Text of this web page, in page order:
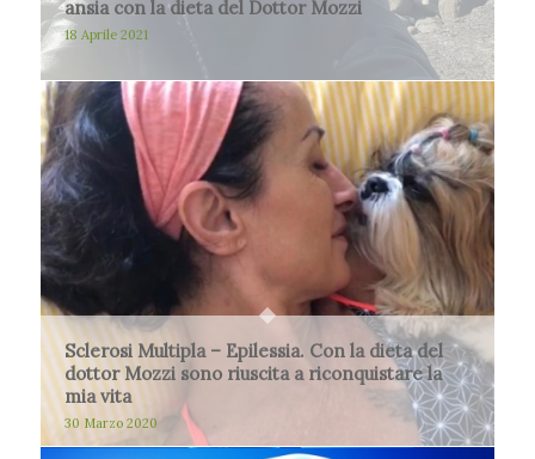
ansia con la dieta del Dottor Mozzi
18 Aprile 2021
Sclerosi Multipla – Epilessia. Con la dieta del
dottor Mozzi sono riuscita a riconquistare la
mia vita
30 Marzo 2020